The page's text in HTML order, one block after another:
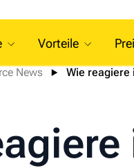
Vorteile
News Wie reagiere